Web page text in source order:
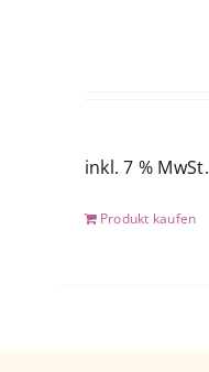
inkl. 7 % MwSt.
Produkt kaufen